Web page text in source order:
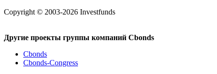
Copyright © 2003-2026 Investfunds
Другие проекты группы компаний Cbonds
Cbonds
Cbonds-Congress